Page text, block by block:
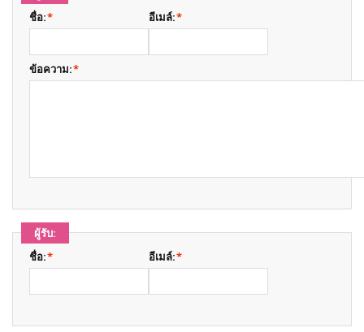
*
ชื่อ: *
อีเมล์:
*
ข้อความ:
ผู้รับ:
*
ชื่อ: *
อีเมล์: